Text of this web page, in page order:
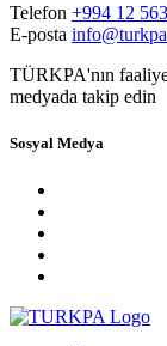
Telefon +994 12
E-posta
TÜRKPA'nın
medyada takip edin
Sosyal Medya